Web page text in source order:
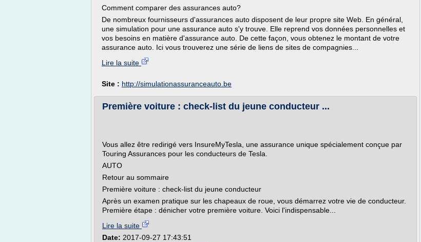
Comment comparer des assurances auto?
De nombreux fournisseurs d'assurances auto disposent de leur propre site Web. En général,
une simulation pour une assurance auto s'y trouve. Elle reprend vos données personnelles et
vos besoins en matière d'assurance auto. De cette façon, vous obtenez le montant de votre
assurance auto. Ici vous trouverez une série de liens de sites de compagnies...
Lire la suite
Site : http://simulationassuranceauto.be
Première voiture : check-list du jeune conducteur ...
Vous allez être redirigé vers InsureMyTesla, une assurance unique spécialement conçue par
Touring Assurances pour les conducteurs de Tesla.
AUTO
Retour au sommaire
Première voiture : check-list du jeune conducteur
Après un examen pratique sur les chapeaux de roue, vous démarrez votre vie de conducteur.
Première étape : dénicher votre première voiture. Voici l'indispensable...
Lire la suite
Date: 2017-09-27 17:43:51